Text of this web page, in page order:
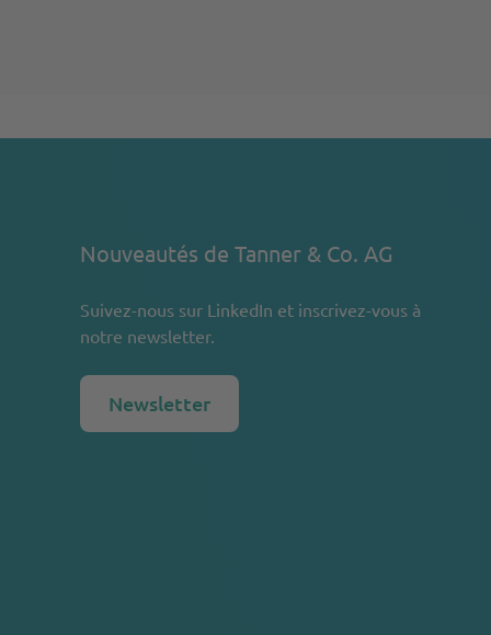
Nouveautés de Tanner & Co. AG
Suivez-nous sur LinkedIn et inscrivez-vous à
notre newsletter.
Newsletter